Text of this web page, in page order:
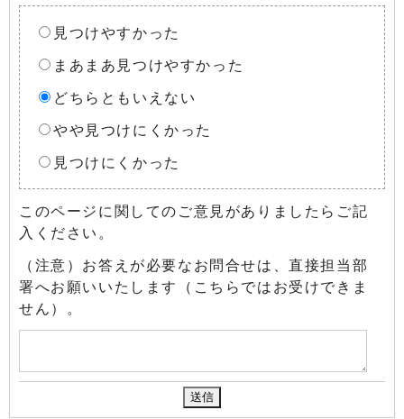
見つけやすかった
まあまあ見つけやすかった
どちらともいえない
やや見つけにくかった
見つけにくかった
このページに関してのご意見がありましたらご記
入ください。
（注意）お答えが必要なお問合せは、直接担当部
署へお願いいたします（こちらではお受けできま
せん）。